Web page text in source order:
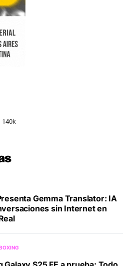
Gemma Translator: IA
sin Internet en